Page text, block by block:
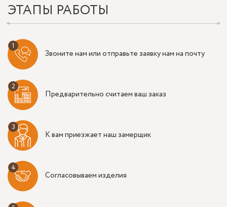
ЭТАПЫ РАБОТЫ
Звоните нам или отправьте заявку нам на почту
Предварительно считаем ваш заказ
К вам приезжает наш замерщик
Согласовываем изделия